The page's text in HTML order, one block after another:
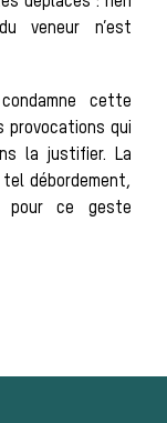
Héritage
veneur n’est
cette
provocations qui
la justifier. La
débordement,
pour ce geste